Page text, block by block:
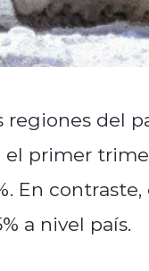
del
primer
En
a nivel país.